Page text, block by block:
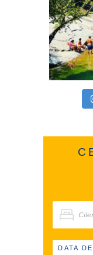
DATA DEL CHECK-